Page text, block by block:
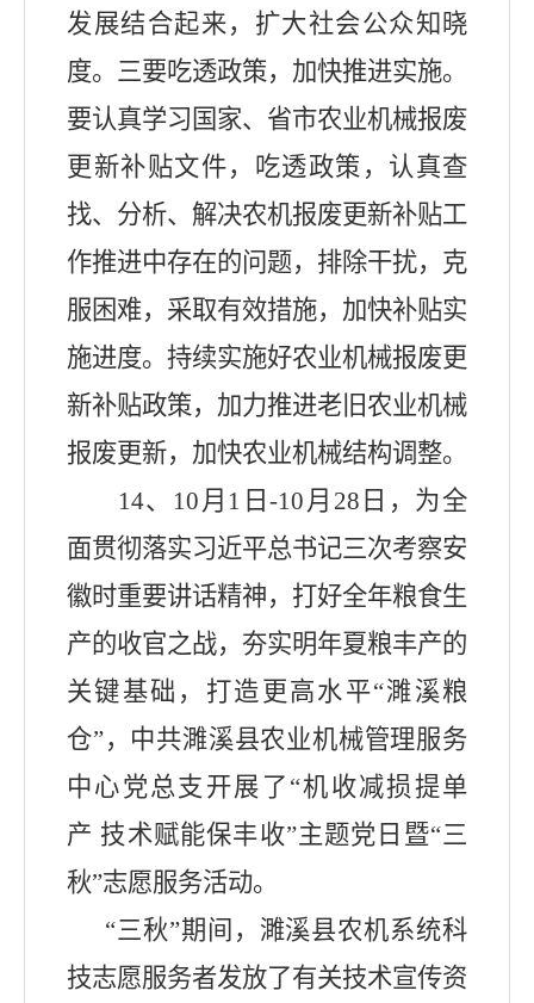
发展结合起来，扩大社会公众知晓
度。三要吃透政策，加快推进实施。
要认真学习国家、省市农业机械报废
更新补贴文件，吃透政策，认真查
找、分析、解决农机报废更新补贴工
作推进中存在的问题，排除干扰，克
服困难，采取有效措施，加快补贴实
施进度。持续实施好农业机械报废更
新补贴政策，加力推进老旧农业机械
报废更新，加快农业机械结构调整。
14、 10 月 1 日-10 月 28 日，为全
面贯彻落实习近平总书记三次考察安
徽时重要讲话精神，打好全年粮食生
产的收官之战，夯实明年夏粮丰产的
关键基础，打造更高水平“濉溪粮
仓”，中共濉溪县农业机械管理服务
中心党总支开展了“机收减损提单
产 技术赋能保丰收”主题党日暨“三
秋”志愿服务活动。
“三秋”期间，濉溪县农机系统科
技志愿服务者发放了有关技术宣传资